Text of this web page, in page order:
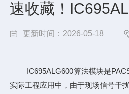
速收藏！
更新时间：2026-05-18
IC695ALG600算法模块是
实际工程应用中，由于现场信号干